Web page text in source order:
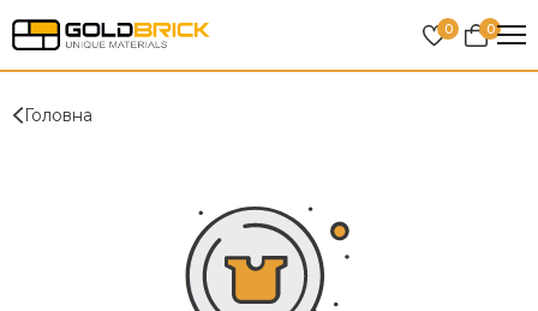
0 0
Головна